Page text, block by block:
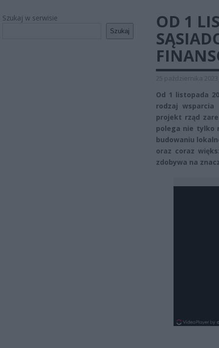
Szukaj w serwisie
Szukaj
OD 1
25 października 2023
Od 1 listopada
rodzaj
projekt rząd
polega nie tylko
budowaniu
oraz coraz
zdobywa na